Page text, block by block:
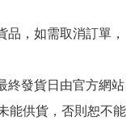
，如需取消訂單，
終發貨日由官方網站
能供貨，否則恕不能